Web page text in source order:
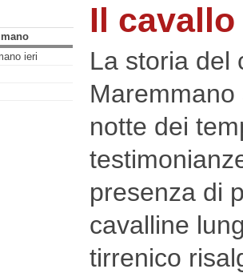
ieri
Il
La storia del
notte dei
presenza di
cavalline
tirrenico